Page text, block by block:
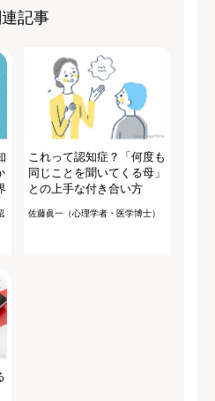
連記事
これって認知症？「何度も
同じことを聞いてくる母」
との上手な付き合い方
佐藤眞一（心理学者・医学博士）